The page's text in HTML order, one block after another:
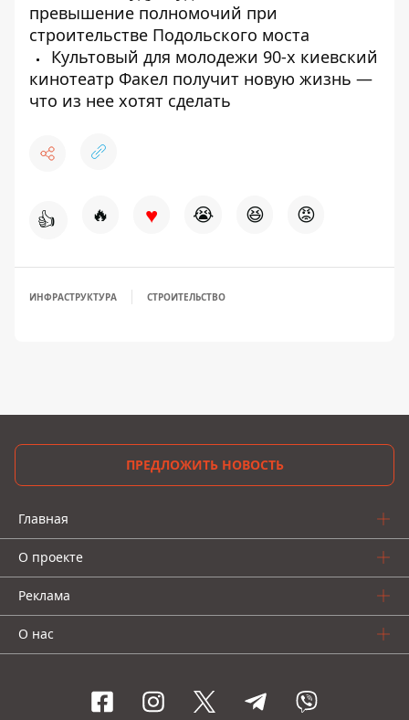
превышение полномочий при
строительстве Подольского моста
Культовый для молодежи 90-х киевский
кинотеатр Факел получит новую жизнь —
что из нее хотят сделать
👍 🔥 ♥ 😭 😆 😡
ИНФРАСТРУКТУРА СТРОИТЕЛЬСТВО
ПРЕДЛОЖИТЬ НОВОСТЬ
Главная
О проекте
Реклама
О нас